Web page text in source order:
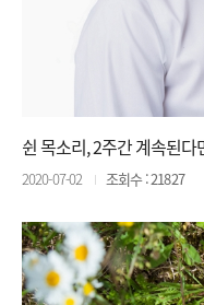
쉰 목소리, 2주간 계속된
2020-07-02 조회수 : 21827